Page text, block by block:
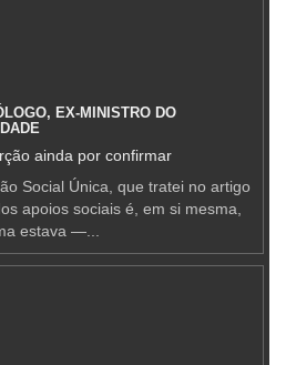
EX-MINISTRO DO
ainda por confirmar
Social Única, que tratei no artigo
apoios sociais é, em si mesma,
estava —...